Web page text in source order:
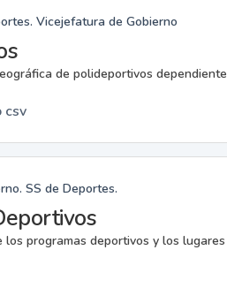
Vicejefatura de Gobierno
de polideportivos
csv
SS de Deportes.
los programas deportivos y los